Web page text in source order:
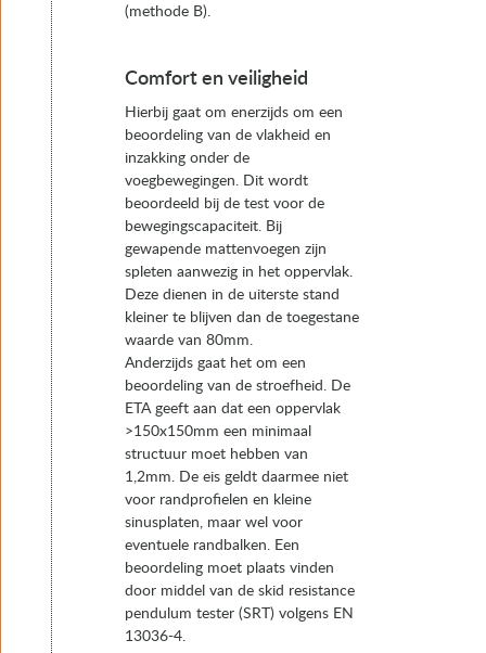
(methode B).
Comfort en veiligheid
Hierbij gaat om enerzijds om een
beoordeling van de vlakheid en
inzakking onder de
voegbewegingen. Dit wordt
beoordeeld bij de test voor de
bewegingscapaciteit. Bij
gewapende mattenvoegen zijn
spleten aanwezig in het oppervlak.
Deze dienen in de uiterste stand
kleiner te blijven dan de toegestane
waarde van 80mm.
Anderzijds gaat het om een
beoordeling van de stroefheid. De
ETA geeft aan dat een oppervlak
>150x150mm een minimaal
structuur moet hebben van
1,2mm. De eis geldt daarmee niet
voor randprofielen en kleine
sinusplaten, maar wel voor
eventuele randbalken. Een
beoordeling moet plaats vinden
door middel van de skid resistance
pendulum tester (SRT) volgens EN
13036-4.